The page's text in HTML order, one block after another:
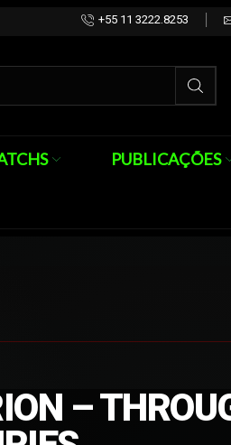
+55 11 3222.8253
PUBLICAÇÕES
–